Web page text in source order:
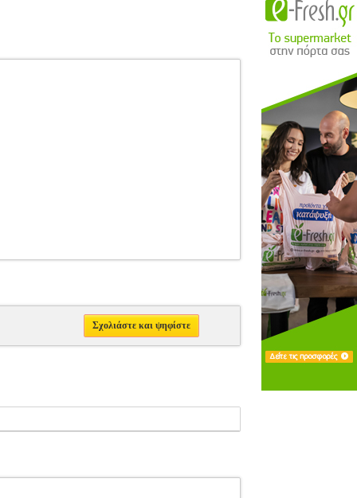
Σχολιάστε και ψηφίστε